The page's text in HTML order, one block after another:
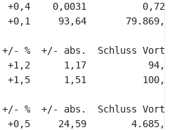
+0,4    0,0031
+0,1     93,64
%  +/- abs.  Schluss
+1,2      1,17
+1,5      1,51
%  +/- abs.  Schluss
+0,5     24,59